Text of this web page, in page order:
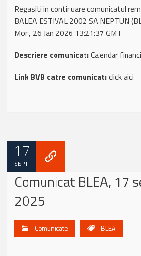
Regasiti in continuare comunicatul
BALEA ESTIVAL 2002 SA NEPTUN
Mon, 26 Jan 2026 13:21:37 GMT
Descriere comunicat:Calendar
Link BVB catre comunicat:click aici
17
SEPT.
Comunicat BLEA, 17
2025
Comunicate BLEA